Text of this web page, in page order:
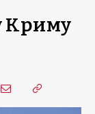
Криму